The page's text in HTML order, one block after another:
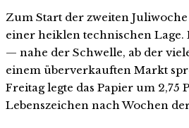
Zum Start der zweiten
einer heiklen technischen Lage.
— nahe der Schwelle, ab der
einem überverkauften Markt
Freitag legte das Papier um 2,75
Lebenszeichen nach Wochen